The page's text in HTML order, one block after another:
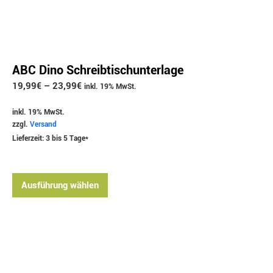
ABC Dino Schreibtischunterlage
19,99€ – 23,99€ inkl. 19% MwSt.
inkl. 19% MwSt.
zzgl. Versand
Lieferzeit: 3 bis 5 Tage*
Ausführung wählen